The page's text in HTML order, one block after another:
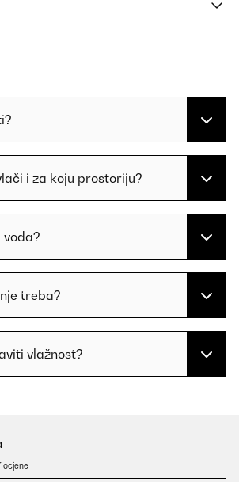
i za koju prostoriju?
voda?
treba?
vlažnost?
ocjene